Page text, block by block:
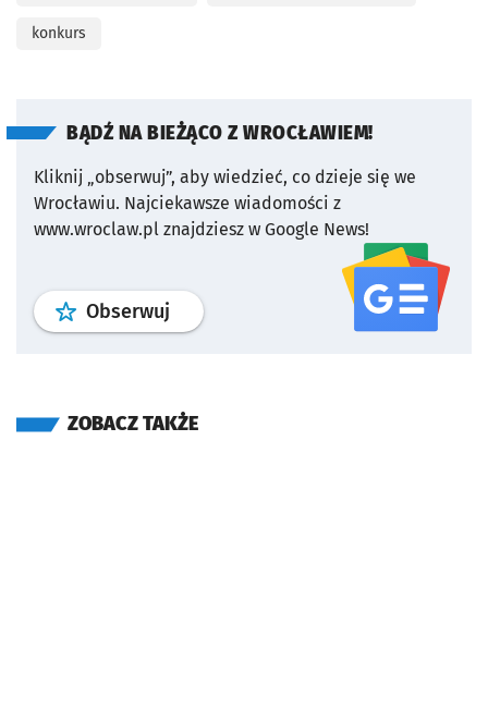
konkurs
BĄDŹ NA BIEŻĄCO Z WROCŁAWIEM!
Kliknij „obserwuj”, aby wiedzieć, co dzieje się we
Wrocławiu. Najciekawsze wiadomości z
www.wroclaw.pl znajdziesz w Google News!
Obserwuj profil serwisu
ZOBACZ TAKŻE